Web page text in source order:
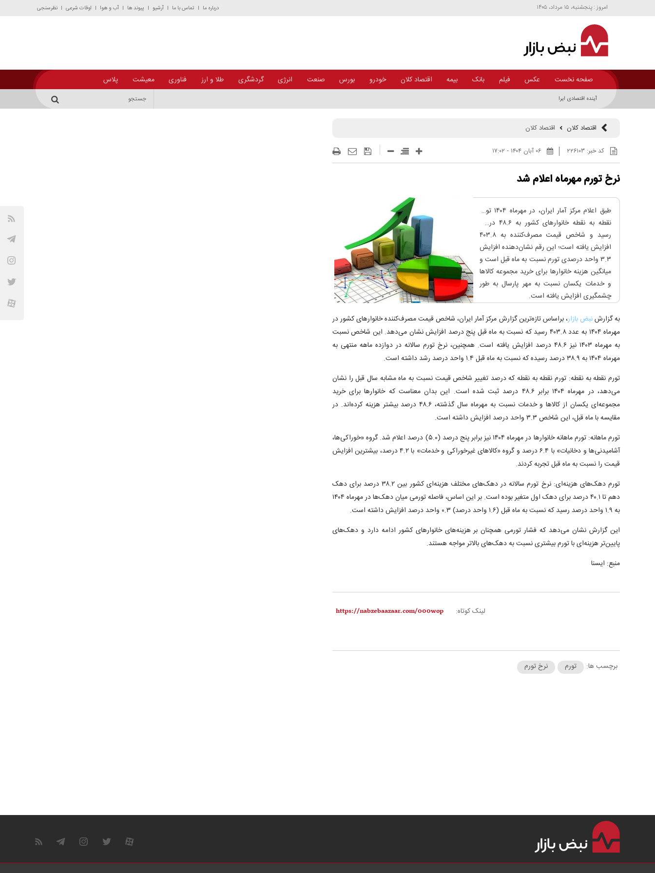
امروز : پنجشنبه، ۱۵ مرداد، ۱۴۰۵ درباره ما تماس با ما آرشیو پیوند ها آب و هوا اوقات شرعی نظرسنجی
صفحه نخست عکس فیلم بانک بیمه اقتصاد کلان خودرو بورس صنعت انرژی گردشگری طلا و ارز فناوری معیشت پلاس
آینده اقتصادی ایران چگونه خواهد بود؟ +اینفوگرافیک
اقتصاد کلان اقتصاد کلان
کد خبر:۲۲۶۱۰۳ ۰۶ آبان ۱۴۰۴ - ۱۷:۰۲
نرخ تورم مهرماه اعلام شد
طبق اعلام مرکز آمار ایران، در مهرماه ۱۴۰۴ تورم
نقطه به نقطه خانوار‌های کشور به ۴۸.۶ درصد
رسید و شاخص قیمت مصرف‌کننده به ۴۰۳.۸
افزایش یافته است؛ این رقم نشان‌دهنده افزایش
۳.۳ واحد درصدی تورم نسبت به ماه قبل است و
میانگین هزینه خانوار‌ها برای خرید مجموعه کالا‌ها
و خدمات یکسان نسبت به مهر پارسال به طور
چشمگیری افزایش یافته است.
به گزارشنبض بازار، براساس تازه‌ترین گزارش مرکز آمار ایران، شاخص قیمت مصرف‌کننده خانوار‌های کشور در
مهرماه ۱۴۰۴ به عدد ۴۰۳.۸ رسید که نسبت به ماه قبل پنج درصد افزایش نشان می‌دهد. این شاخص نسبت
به مهرماه ۱۴۰۳ نیز ۴۸.۶ درصد افزایش یافته است. همچنین، نرخ تورم سالانه در دوازده ماهه منتهی به
مهرماه ۱۴۰۴ به ۳۸.۹ درصد رسیده که نسبت به ماه قبل ۱.۴ واحد درصد رشد داشته است.
تورم نقطه به نقطه: تورم نقطه به نقطه که درصد تغییر شاخص قیمت نسبت به ماه مشابه سال قبل را نشان
می‌دهد، در مهرماه ۱۴۰۴ برابر ۴۸.۶ درصد ثبت شده است. این بدان معناست که خانوار‌ها برای خرید
مجموعه‌ای یکسان از کالا‌ها و خدمات نسبت به مهرماه سال گذشته، ۴۸.۶ درصد بیشتر هزینه کرده‌اند. در
مقایسه با ماه قبل، این شاخص ۳.۳ واحد درصد افزایش داشته است.
تورم ماهانه: تورم ماهانه خانوار‌ها در مهرماه ۱۴۰۴ نیز برابر پنج درصد (۵.۰) درصد اعلام شد. گروه «خوراکی‌ها،
آشامیدنی‌ها و دخانیات» با ۶.۴ درصد و گروه «کالا‌های غیرخوراکی و خدمات» با ۴.۲ درصد، بیشترین افزایش
قیمت را نسبت به ماه قبل تجربه کردند.
تورم دهک‌های هزینه‌ای: نرخ تورم سالانه در دهک‌های مختلف هزینه‌ای کشور بین ۳۸.۲ درصد برای دهک
دهم تا ۴۰.۱ درصد برای دهک اول متغیر بوده است. بر این اساس، فاصله تورمی میان دهک‌ها در مهرماه ۱۴۰۴
به ۱.۹ واحد درصد رسید که نسبت به ماه قبل (۱.۶ واحد درصد) ۰.۳ واحد درصد افزایش داشته است.
این گزارش نشان می‌دهد که فشار تورمی همچنان بر هزینه‌های خانوار‌های کشور ادامه دارد و دهک‌های
پایین‌تر هزینه‌ای با تورم بیشتری نسبت به دهک‌های بالاتر مواجه هستند.
منبع: ایسنا
لینک کوتاه:
برچسب ها: تورم نرخ تورم